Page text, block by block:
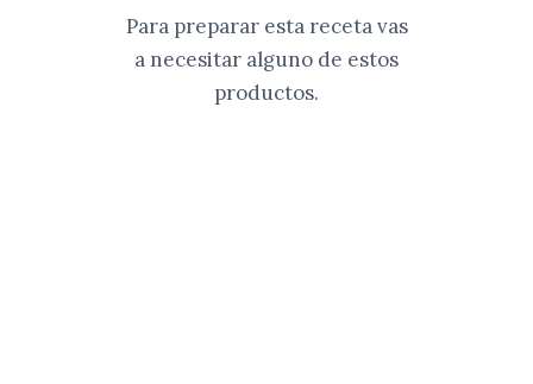
Para preparar esta receta vas
a necesitar alguno de estos
productos.